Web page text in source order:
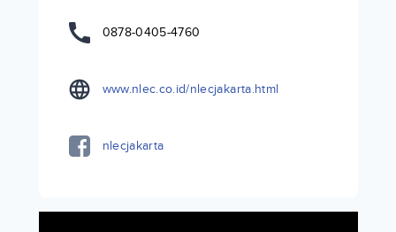
0878-0405-4760
www.nlec.co.id/nlecjakarta.html
nlecjakarta